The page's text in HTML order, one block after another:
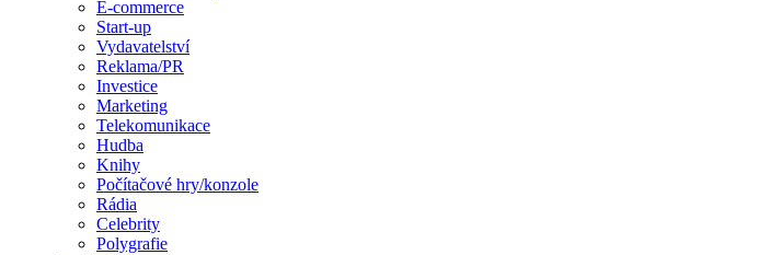
E-commerce
Start-up
Vydavatelství
Reklama/PR
Investice
Marketing
Telekomunikace
Hudba
Knihy
Počítačové hry/konzole
Rádia
Celebrity
Polygrafie